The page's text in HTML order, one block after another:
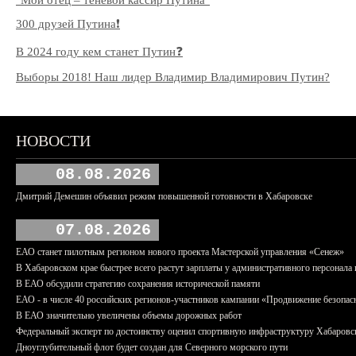
300 друзей Путина❗️
В 2024 году кем станет Путин❓
Выборы 2018! Наш лидер Владимир Владимирович Путин?
НОВОСТИ
08.08.2026
Дмитрий Демешин объявил режим повышенной готовности в Хабаровске
07.08.2026
ЕАО станет пилотным регионом нового проекта Мастерской управления «Сенеж»
В Хабаровском крае быстрее всего растут зарплаты у административного персонала
В ЕАО обсудили стратегию сохранения исторической памяти
ЕАО - в числе 40 российских регионов-участников кампании «Продвижение
В ЕАО значительно увеличены объемы дорожных работ
Федеральный эксперт по достоинству оценил спортивную инфраструктуру
Дноуглубительный флот будет создан для Северного морского пути